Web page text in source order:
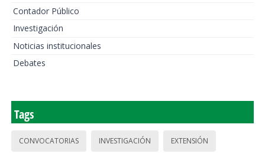
Contador Público
Investigación
Noticias institucionales
Debates
Tags
CONVOCATORIAS INVESTIGACIÓN EXTENSIÓN